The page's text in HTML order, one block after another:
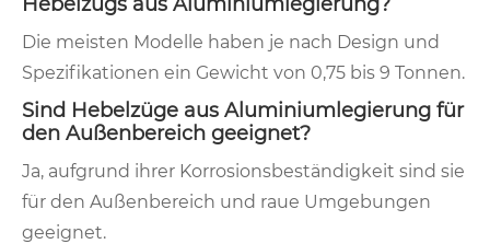
Die meisten Modelle haben je nach Design und
Spezifikationen ein Gewicht von 0,75 bis 9 Tonnen.
Sind Hebelzüge aus Aluminiumlegierung für
den Außenbereich geeignet?
Ja, aufgrund ihrer Korrosionsbeständigkeit sind sie
für den Außenbereich und raue Umgebungen
geeignet.